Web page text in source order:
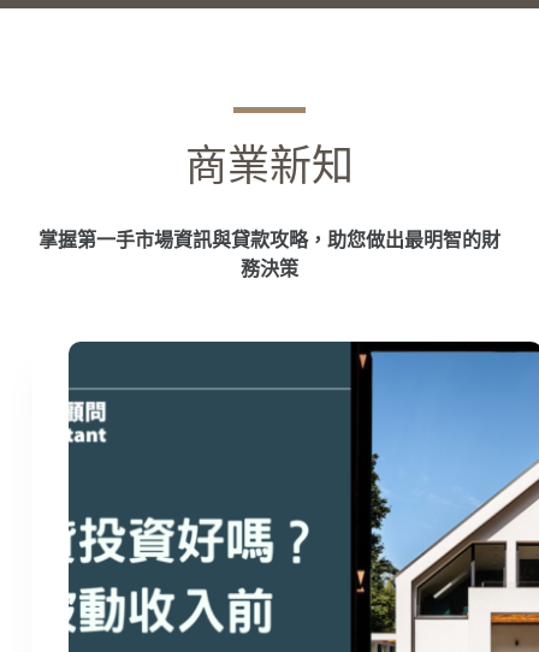
商業新知
掌握第一手市場資訊與貸款攻略，助您做出最明智的財
務決策